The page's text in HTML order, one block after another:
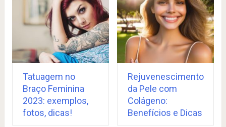
Tatuagem no
Braço Feminina
2023: exemplos,
fotos, dicas!
Rejuvenescimento
da Pele com
Colágeno:
Benefícios e Dicas